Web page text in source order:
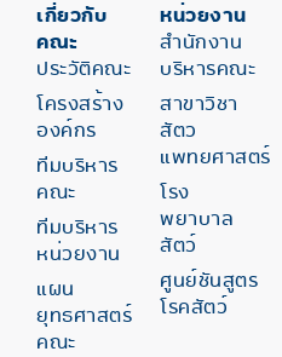
เกี่ยวกับ
คณะ
ประวัติคณะ
โครงสร้าง
องค์กร
ทีมบริหาร
คณะ
ทีมบริหาร
หน่วยงาน
แผน
ยุทธศาสตร์
คณะ
หน่วยงาน
สำนักงาน
บริหารคณะ
สาขาวิชา
สัตว
แพทยศาสตร์
โรง
พยาบาล
สัตว์
ศูนย์ชันสูตร
โรคสัตว์